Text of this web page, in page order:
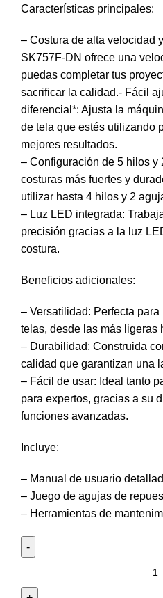
Características principales:
– Costura de alta velocidad
SK757F-DN ofrece una
puedas completar tus
sacrificar la calidad.- Fácil
diferencial*: Ajusta la
de tela que estés utilizando
mejores resultados.
– Configuración de 5 hilos y
costuras más fuertes y
utilizar hasta 4 hilos y 2
– Luz LED integrada:
precisión gracias a la luz
costura.
Beneficios adicionales:
– Versatilidad: Perfecta
telas, desde las más ligeras
– Durabilidad: Construida
calidad que garantizan una
– Fácil de usar: Ideal tanto
para expertos, gracias a su
funciones avanzadas.
Incluye:
– Manual de usuario
– Juego de agujas de
– Herramientas de